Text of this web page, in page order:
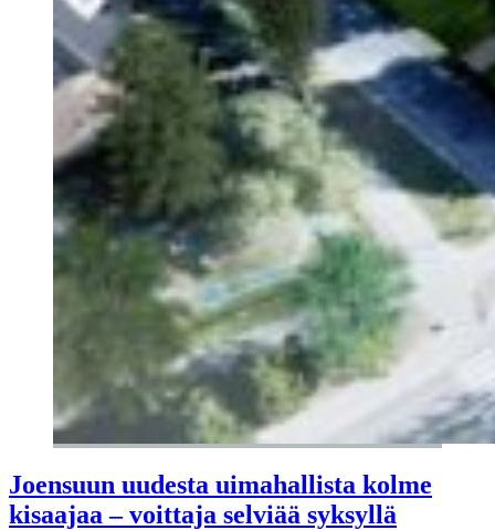
Joensuun uudesta uimahallista kolme
kisaajaa – voittaja selviää syksyllä